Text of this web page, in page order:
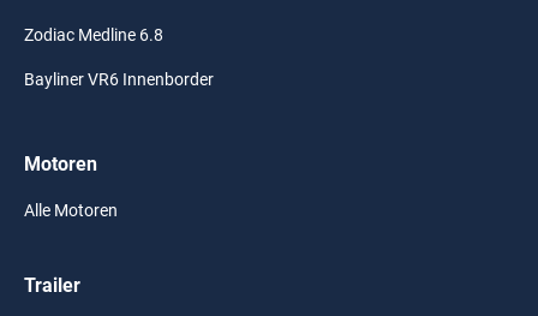
Zodiac Medline 6.8
Bayliner VR6 Innenborder
Motoren
Alle Motoren
Trailer